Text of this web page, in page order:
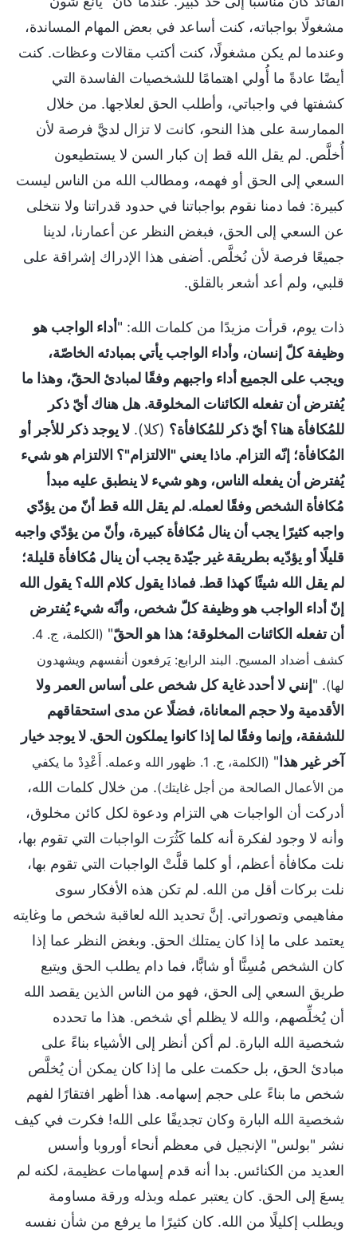
مشغولًا بواجباته، كنت أساعد في بعض المهام المساندة،
وعندما لم يكن مشغولًا، كنت أكتب مقالات وعظات. كنت
أيضًا عادةً ما أُولي اهتمامًا للشخصيات الفاسدة التي
كشفتها في واجباتي، وأطلب الحق لعلاجها. من خلال
الممارسة على هذا النحو، كانت لا تزال لديَّ فرصة لأن
أُخلَّص. لم يقل الله قط إن كبار السن لا يستطيعون
السعي إلى الحق أو فهمه، ومطالب الله من الناس ليست
كبيرة: فما دمنا نقوم بواجباتنا في حدود قدراتنا ولا نتخلى
عن السعي إلى الحق، فبغض النظر عن أعمارنا، لدينا
جميعًا فرصة لأن نُخلَّص. أضفى هذا الإدراك إشراقة على
قلبي، ولم أعد أشعر بالقلق.
ذات يوم، قرأت مزيدًا من كلمات الله: "أداء الواجب هو
وظيفة كلّ إنسان، وأداء الواجب يأتي بمبادئه الخاصّة،
ويجب على الجميع أداء واجبهم وفقًا لمبادئ الحقّ، وهذا ما
يُفترض أن تفعله الكائنات المخلوقة. هل هناك أيّ ذكر
للمُكافأة هنا؟ أيّ ذكر للمُكافأة؟ (كلا). لا يوجد ذكر للأجر أو
المُكافأة؛ إنّه التزام. ماذا يعني "الالتزام"؟ الالتزام هو شيء
يُفترض أن يفعله الناس، وهو شيء لا ينطبق عليه مبدأ
مُكافأة الشخص وفقًا لعمله. لم يقل الله قط أنّ من يؤدّي
واجبه كثيرًا يجب أن ينال مُكافأة كبيرة، وأنّ من يؤدّي واجبه
قليلًا أو يؤدّيه بطريقة غير جيّدة يجب أن ينال مُكافأة قليلة؛
لم يقل الله شيئًا كهذا قط. فماذا يقول كلام الله؟ يقول الله
إنّ أداء الواجب هو وظيفة كلّ شخص، وأنّه شيء يُفترض
أن تفعله الكائنات المخلوقة؛ هذا هو الحقّ"
(الكلمة، ج. 4.
كشف أضداد المسيح. البند الرابع: يَرفعون أنفسهم ويشهدون
لها). "إنني لا أحدد غاية كل شخص على أساس العمر ولا
الأقدمية ولا حجم المعاناة، فضلًا عن مدى استحقاقهم
للشفقة، وإنما وفقًا لما إذا كانوا يملكون الحق. لا يوجد خيار
آخر غير هذا"
(الكلمة، ج. 1. ظهور الله وعمله. أَعْدِدْ ما يكفي
من الأعمال الصالحة من أجل غايتك). من خلال كلمات الله،
أدركت أن الواجبات هي التزام ودعوة لكل كائن مخلوق،
وأنه لا وجود لفكرة أنه كلما كَثُرَت الواجبات التي تقوم بها،
نلت مكافأة أعظم، أو كلما قلَّتْ الواجبات التي تقوم بها،
نلت بركات أقل من الله. لم تكن هذه الأفكار سوى
مفاهيمي وتصوراتي. إنَّ تحديد الله لعاقبة شخص ما وغايته
يعتمد على ما إذا كان يمتلك الحق. وبغض النظر عما إذا
كان الشخص مُسِنًّا أو شابًّا، فما دام يطلب الحق ويتبع
طريق السعي إلى الحق، فهو من الناس الذين يقصد الله
أن يُخلِّصهم، والله لا يظلم أي شخص. هذا ما تحدده
شخصية الله البارة. لم أكن أنظر إلى الأشياء بناءً على
مبادئ الحق، بل حكمت على ما إذا كان يمكن أن يُخلَّص
شخص ما بناءً على حجم إسهامه. هذا أظهر افتقارًا لفهم
شخصية الله البارة وكان تجديفًا على الله! فكرت في كيف
نشر "بولس" الإنجيل في معظم أنحاء أوروبا وأسس
العديد من الكنائس. بدا أنه قدم إسهامات عظيمة، لكنه لم
يسعَ إلى الحق. كان يعتبر عمله وبذله ورقة مساومة
ويطلب إكليلًا من الله. كان كثيرًا ما يرفع من شأن نفسه